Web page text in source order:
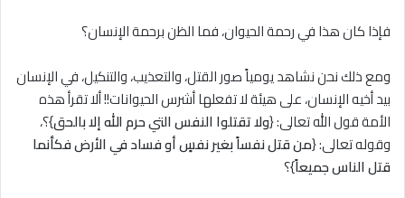
فإذا كان هذا في رحمة الحيوان، فما الظن برحمة الإنسان؟
ومع ذلك نحن نشاهد يومياً صور القتل، والتعذيب، والتنكيل، في الإنسان
بيد أخيه الإنسان، على هيئة لا تفعلها أشرس الحيوانات!! ألا تقرأ هذه
الأمة قول الله تعالى: {ولا تقتلوا النفس التي حرم الله إلا بالحق}؟،
وقوله تعالى: {من قتل نفساً بغير نفسٍ أو فساد في الأرض فكأنما
قتل الناس جميعاً}؟